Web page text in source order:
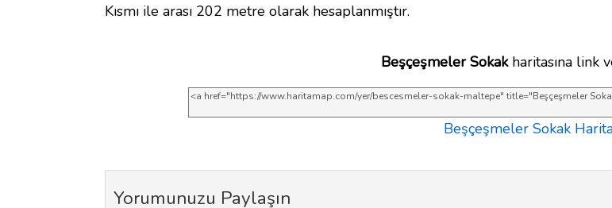
Kısmı ile arası 202 metre olarak hesaplanmıştır.
Beşçeşmeler Sokakharitasına link
Beşçeşmeler Sokak
Yorumunuzu Paylaşın